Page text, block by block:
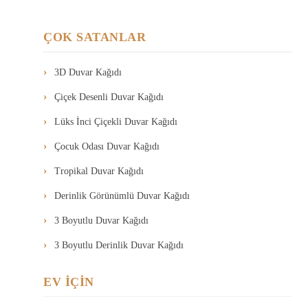
ÇOK SATANLAR
3D Duvar Kağıdı
Çiçek Desenli Duvar Kağıdı
Lüks İnci Çiçekli Duvar Kağıdı
Çocuk Odası Duvar Kağıdı
Tropikal Duvar Kağıdı
Derinlik Görünümlü Duvar Kağıdı
3 Boyutlu Duvar Kağıdı
3 Boyutlu Derinlik Duvar Kağıdı
EV İÇİN